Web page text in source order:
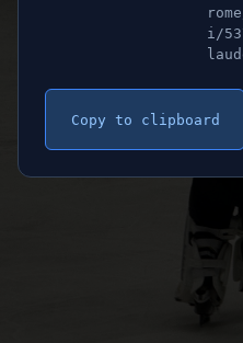
i/
Copy to clipboard